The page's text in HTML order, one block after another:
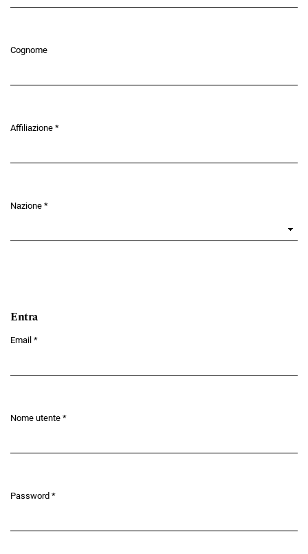
Cognome
Affiliazione *
Nazione *
Entra
Email *
Nome utente *
Password *